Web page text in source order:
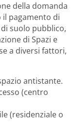
della domanda
il pagamento di
suolo pubblico,
di Spazi e
a diversi fattori,
antistante.
(centro
(residenziale o